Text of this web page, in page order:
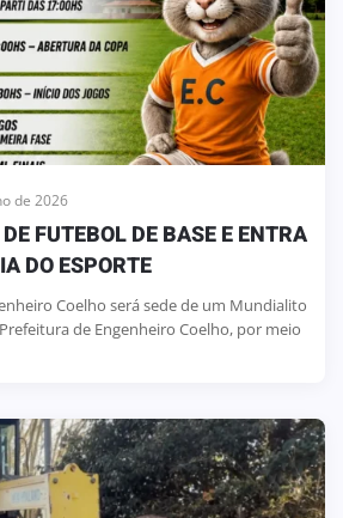
de 2026
FUTEBOL DE BASE E ENTRA
DO ESPORTE
Coelho será sede de um Mundialito
de Engenheiro Coelho, por meio